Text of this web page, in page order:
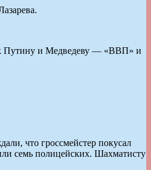
к Путину и Медведеву — «ВВП» и
что гроссмейстер покусал
семь полицейских. Шахматисту